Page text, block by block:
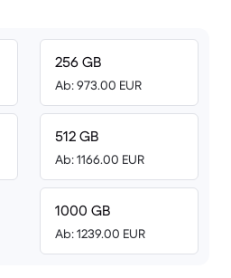
256 GB
Ab: 973.00 EUR
512 GB
Ab: 1166.00 EUR
1000 GB
Ab: 1239.00 EUR